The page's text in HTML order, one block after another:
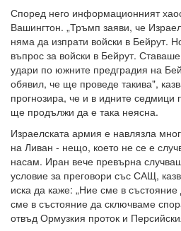
Според него информационният
Вашингтон. „Тръмп заяви, че
няма да изпрати войски в Бейрут.
въпрос за войски в Бейрут.
удари по южните предградия на
обявил, че ще проведе такива",
прогнозира, че и в идните
ще продължи да е така неясна.
Израелската армия е навлязла
на Ливан - нещо, което не се е
насам. Иран вече превърна
условие за преговори със САЩ,
иска да каже: „Ние сме в
сме в състояние да сключваме
отвъд Ормузкия проток и